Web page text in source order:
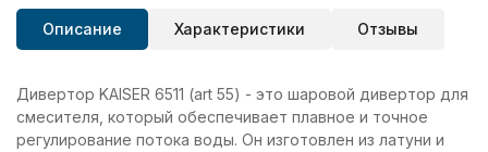
Описание Характеристики Отзывы
Дивертор KАISER 6511 (art 55) - это шаровой дивертор для
смесителя, который обеспечивает плавное и точное
регулирование потока воды. Он изготовлен из латуни и